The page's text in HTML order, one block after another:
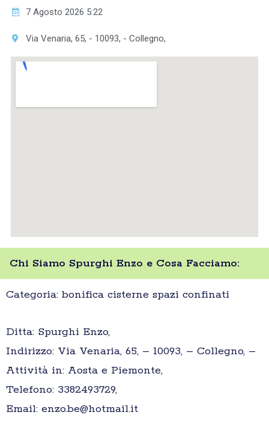
7 Agosto 2026 5:22
Via Venaria, 65, - 10093, - Collegno,
Chi Siamo Spurghi Enzo e Cosa Facciamo:
Categoria: bonifica cisterne spazi confinati
Ditta: Spurghi Enzo,
Indirizzo: Via Venaria, 65, – 10093, – Collegno, –
Attività in: Aosta e Piemonte,
Telefono: 3382493729,
Email: enzo.be@hotmail.it